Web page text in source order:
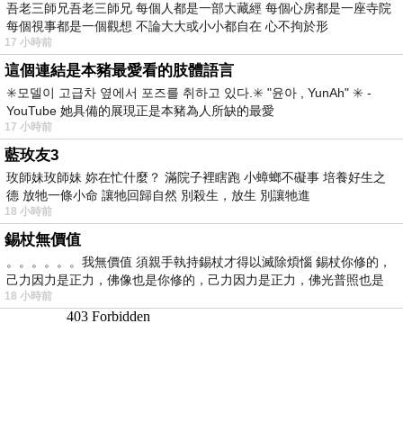
吾老三師兄吾老三師兄 每個人都是一部大藏經 每個心房都是一座寺院
每個視事都是一個觀想 不論大大或小小都自在 心不拘於形
17 小時前
這個連結是本豬最愛看的肢體語言
✳️모델이 고급차 옆에서 포즈를 취하고 있다.✳️ "윤아 , YunAh" ✳️ -
YouTube 她具備的展現正是本豬為人所缺的最愛
17 小時前
藍玫友3
玫師妹玫師妹 妳在忙什麼？ 滿院子裡瞎跑 小蟑螂不礙事 培養好生之
德 放牠一條小命 讓牠回歸自然 別殺生，放生 別讓牠進
18 小時前
錫杖無價值
。。。。。。我無價值 須親手執持錫杖才得以滅除煩惱 錫杖你修的，
己力因力是正力，佛像也是你修的，己力因力是正力，佛光普照也是
18 小時前